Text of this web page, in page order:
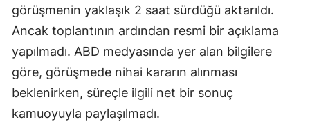
görüşmenin yaklaşık 2 saat sürdüğü aktarıldı.
Ancak toplantının ardından resmi bir açıklama
yapılmadı. ABD medyasında yer alan bilgilere
göre, görüşmede nihai kararın alınması
beklenirken, süreçle ilgili net bir sonuç
kamuoyuyla paylaşılmadı.